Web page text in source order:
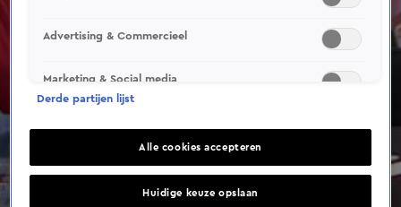
Advertising & Commercieel
Marketing & Social media
Derde partijen lijst
Alle cookies accepteren
Huidige keuze opslaan